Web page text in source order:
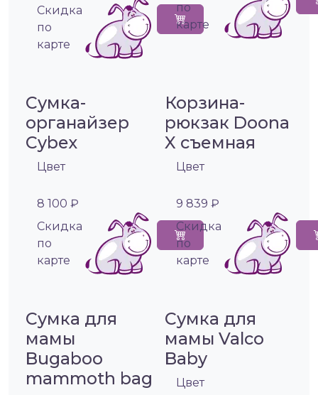
Cкидка
по
карте
по
карте
Сумка-
органайзер
Cybex
Цвет
8 100 ₽
Cкидка
по
карте
Корзина-
рюкзак Doona
X съемная
Цвет
9 839 ₽
Cкидка
по
карте
Сумка для
мамы
Bugaboo
mammoth bag
Сумка для
мамы Valco
Baby
Цвет